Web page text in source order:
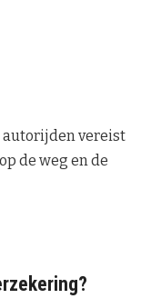
autorijden vereist
de weg en de